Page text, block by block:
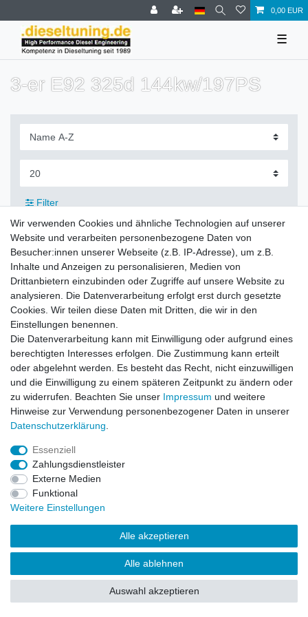
0,00 EUR
☰
3-er E92 325d 144kw/197PS
Filter
Zahlung und Versand
Daten­schutz­erklärung
Barrierefreiheitserklärung Widerrufs­recht
Vertrag widerrufen
© Copyright 2026 | Alle Rechte vorbehalten.
Wir verwenden Cookies und ähnliche Technologien auf unserer
Website und verarbeiten personenbezogene Daten von
Besucher:innen unserer Webseite (z.B. IP-Adresse), um z.B.
Inhalte und Anzeigen zu personalisieren, Medien von
Drittanbietern einzubinden oder Zugriffe auf unsere Website zu
analysieren. Die Datenverarbeitung erfolgt erst durch gesetzte
Cookies. Wir teilen diese Daten mit Dritten, die wir in den
Einstellungen benennen.
Die Datenverarbeitung kann mit Einwilligung oder aufgrund eines
berechtigten Interesses erfolgen. Die Zustimmung kann erteilt
oder abgelehnt werden. Es besteht das Recht, nicht einzuwilligen
und die Einwilligung zu einem späteren Zeitpunkt zu ändern oder
zu widerrufen. Beachten Sie unser Impressum und weitere
Hinweise zur Verwendung personenbezogener Daten in unserer
Daten­schutz­erklärung
Essenziell
Zahlungsdienstleister
Externe Medien
Funktional
Weitere Einstellungen
Alle akzeptieren
Alle ablehnen
Auswahl akzeptieren